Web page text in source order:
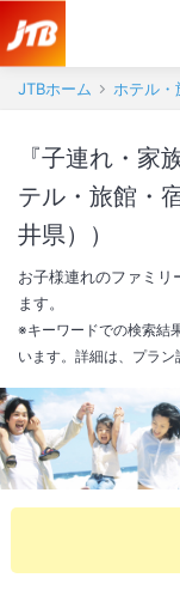
JTBホーム ホテル・
『子連れ・家
テル・旅館・
井県））
お子様連れのファミリ
ます。
※キーワードでの検索結
います。詳細は、プラン